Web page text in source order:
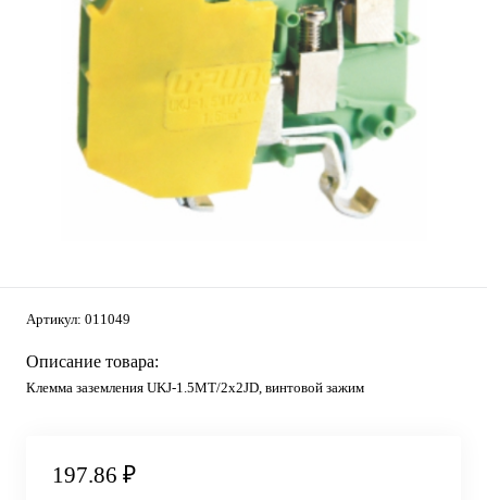
Артикул: 011049
Описание товара:
Клемма заземления UKJ-1.5MT/2x2JD, винтовой зажим
197.86 ₽